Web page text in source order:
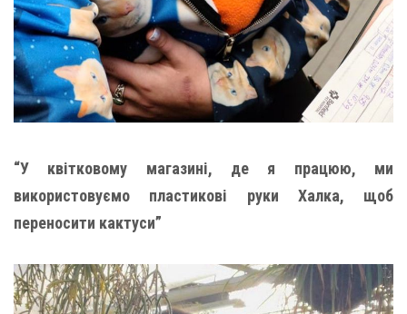
“У квітковому магазині, де я працюю, ми
використовуємо пластикові руки Халка, щоб
переносити кактуси”